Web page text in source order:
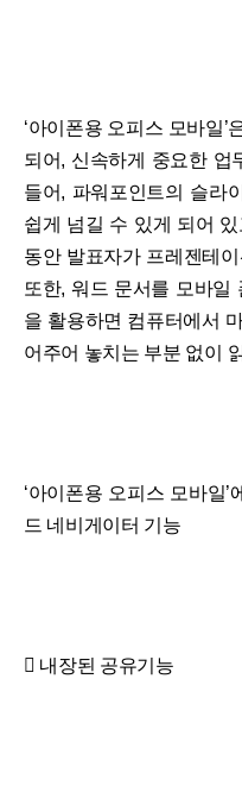
‘아이폰용 오피스 모바일
되어, 신속하게 중요한 업
들어, 파워포인트의 슬라
쉽게 넘길 수 있게 되어
동안 발표자가 프레젠테
또한, 워드 문서를 모바일
을 활용하면 컴퓨터에서
어주어 놓치는 부분 없이
‘아이폰용 오피스 모바일’
드 네비게이터 기능
 내장된 공유기능